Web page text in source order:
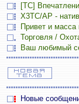
[TC]
X3TC/AP -
Привет и
Торговля /
Ваш любимый
Новые